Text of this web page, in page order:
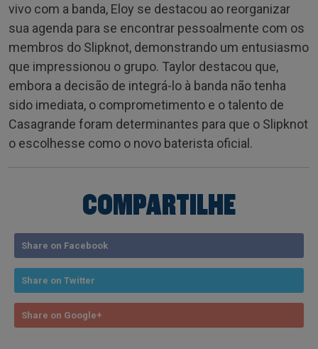
vivo com a banda, Eloy se destacou ao reorganizar
sua agenda para se encontrar pessoalmente com os
membros do Slipknot, demonstrando um entusiasmo
que impressionou o grupo. Taylor destacou que,
embora a decisão de integrá-lo à banda não tenha
sido imediata, o comprometimento e o talento de
Casagrande foram determinantes para que o Slipknot
o escolhesse como o novo baterista oficial.
COMPARTILHE
Share on Facebook
Share on Twitter
Share on Google+